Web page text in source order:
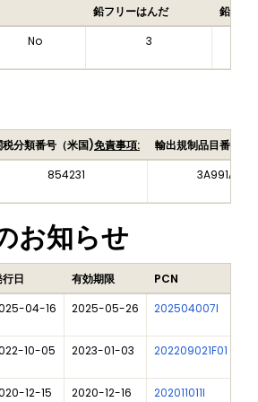
鉛フリーはんだ
鉛フリ
No 3
税分類番号（米国)免責事項:
輸出規制品目番号（
854231 3A991A2
お知らせ
日 有効期限 PCN
04-16 2025-05-26 202504007I
10-05 2023-01-03 202209021F01
12-15 2020-12-16 202011011I